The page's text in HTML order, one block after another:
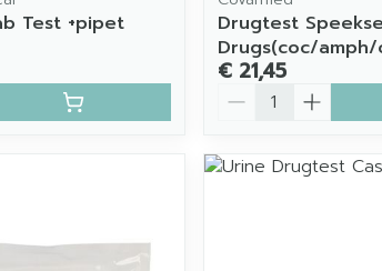
Test +pipet
Drugtest
Drugs(coc/
€ 21,45
Aantal